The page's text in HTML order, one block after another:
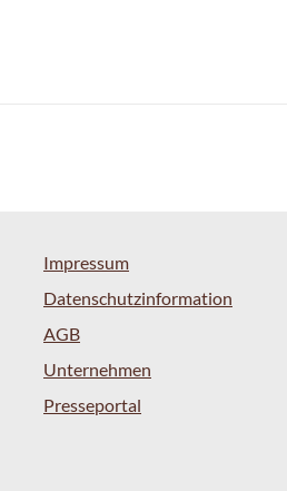
Impressum
Datenschutzinformation
AGB
Unternehmen
Presseportal